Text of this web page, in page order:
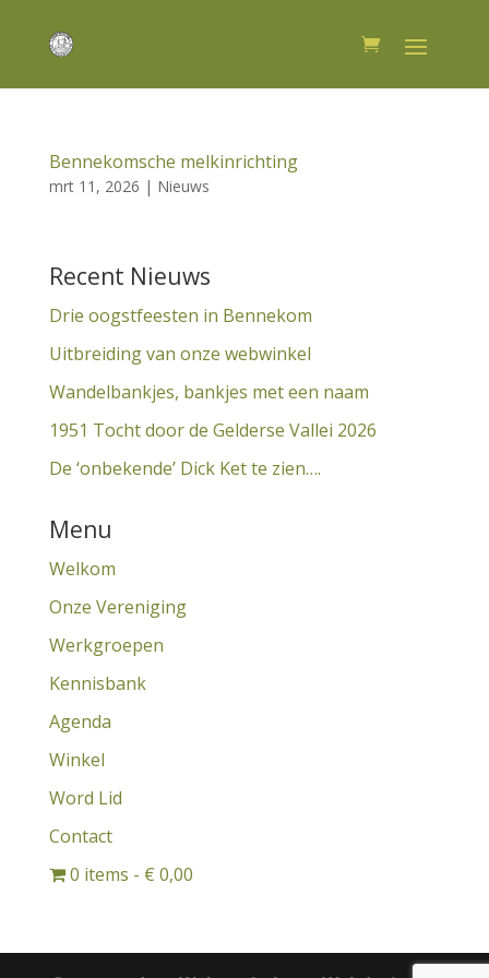
Bennekomsche melkinrichting
mrt 11, 2026 | Nieuws
Recent Nieuws
Drie oogstfeesten in Bennekom
Uitbreiding van onze webwinkel
Wandelbankjes, bankjes met een naam
1951 Tocht door de Gelderse Vallei 2026
De ‘onbekende’ Dick Ket te zien….
Menu
Welkom
Onze Vereniging
Werkgroepen
Kennisbank
Agenda
Winkel
Word Lid
Contact
0 items
€ 0,00